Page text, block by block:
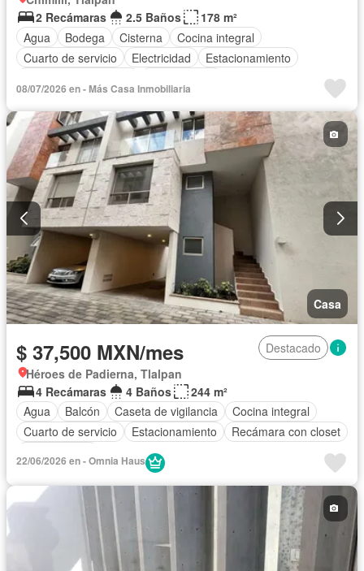
2 Recámaras
2.5 Baños
178 m²
Agua
Bodega Cisterna
Cocina integral
Cuarto de servicio
Electricidad
Estacionamiento
08/07/2026 en - Más Casa Inmobiliaria
Casa
$ 37,500 MXN/mes
Destacado
Héroes de Padierna, Tlalpan
4 Recámaras
4 Baños
244 m²
Agua
Balcón Caseta de vigilancia
Cocina integral
Cuarto de servicio
Estacionamiento
Recámara con closet
22/06/2026 en - Omnia Haus